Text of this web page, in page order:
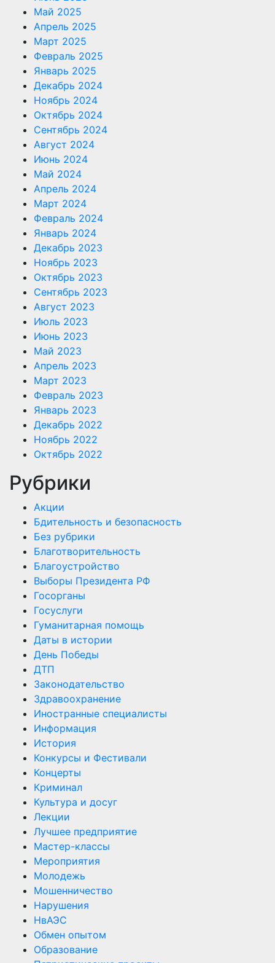
Май 2025
Апрель 2025
Март 2025
Февраль 2025
Январь 2025
Декабрь 2024
Ноябрь 2024
Октябрь 2024
Сентябрь 2024
Август 2024
Июнь 2024
Май 2024
Апрель 2024
Март 2024
Февраль 2024
Январь 2024
Декабрь 2023
Ноябрь 2023
Октябрь 2023
Сентябрь 2023
Август 2023
Июль 2023
Июнь 2023
Май 2023
Апрель 2023
Март 2023
Февраль 2023
Январь 2023
Декабрь 2022
Ноябрь 2022
Октябрь 2022
Рубрики
Акции
Бдительность и безопасность
Без рубрики
Благотворительность
Благоустройство
Выборы Президента РФ
Госорганы
Госуслуги
Гуманитарная помощь
Даты в истории
День Победы
ДТП
Законодательство
Здравоохранение
Иностранные специалисты
Информация
История
Конкурсы и Фестивали
Концерты
Криминал
Культура и досуг
Лекции
Лучшее предприятие
Мастер-классы
Мероприятия
Молодежь
Мошенничество
Нарушения
НвАЭС
Обмен опытом
Образование